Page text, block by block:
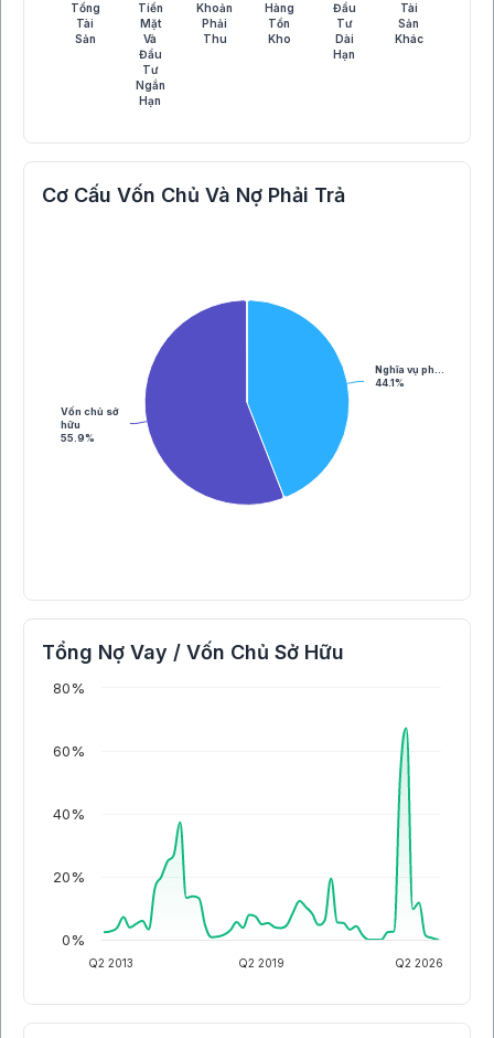
Tổng
Tài
Sản
Tiền
Mặt
Và
Đầu
Tư
Ngắn
Hạn
Khoản
Phải
Thu
Hàng
Tồn
Kho
Đầu
Tư
Dài
Hạn
Tài
Sản
Khác
Cơ Cấu Vốn Chủ Và Nợ Phải Trả
Nghĩa vụ ph…
44.1%
Vốn chủ sở
hữu
55.9%
Tổng Nợ Vay / Vốn Chủ Sở Hữu
Q2 2013 Q2 2019 Q2 2026
0%
20%
40%
60%
80%